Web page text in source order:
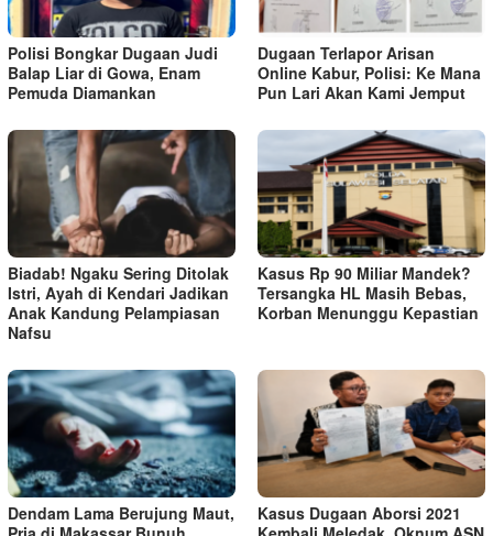
Polisi Bongkar Dugaan Judi
Balap Liar di Gowa, Enam
Pemuda Diamankan
Dugaan Terlapor Arisan
Online Kabur, Polisi: Ke Mana
Pun Lari Akan Kami Jemput
Biadab! Ngaku Sering Ditolak
Istri, Ayah di Kendari Jadikan
Anak Kandung Pelampiasan
Nafsu
Kasus Rp 90 Miliar Mandek?
Tersangka HL Masih Bebas,
Korban Menunggu Kepastian
Dendam Lama Berujung Maut,
Kasus Dugaan Aborsi 2021